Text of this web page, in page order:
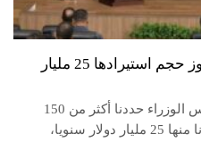
الحكومة: حددنا 150 سلعة يتجاوز حجم استيرادها 25 مليار
قال الدكتور مصطفي مدبولي رئيس الوزراء حددنا أكثر من 150
مجموعة سلع يتجاوز حجم استيرادنا منها 25 مليار دولار سنويا،